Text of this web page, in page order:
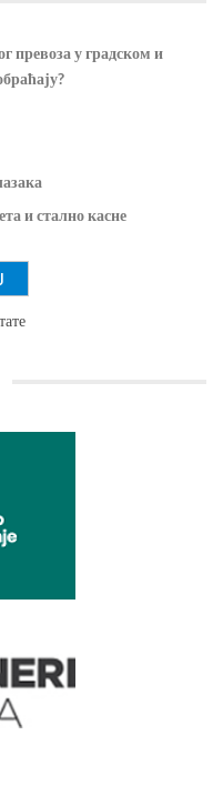
превоза у градском и
и стално касне